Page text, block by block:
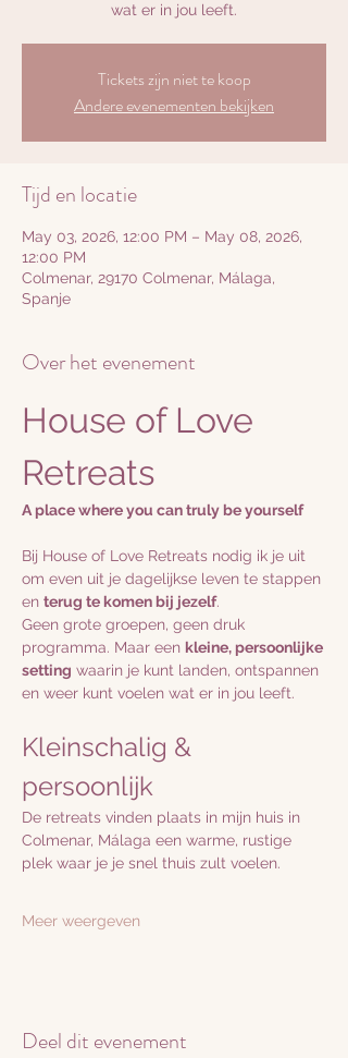
wat er in jou leeft.
Tickets zijn niet te koop
Andere evenementen bekijken
Tijd en locatie
May 03, 2026, 12:00 PM – May 08, 2026,
12:00 PM
Colmenar, 29170 Colmenar, Málaga,
Spanje
Over het evenement
House of Love
Retreats
A place where you can truly be yourself
Bij House of Love Retreats nodig ik je uit
om even uit je dagelijkse leven te stappen
en terug te komen bij jezelf.
Geen grote groepen, geen druk
programma. Maar een kleine, persoonlijke
setting waarin je kunt landen, ontspannen
en weer kunt voelen wat er in jou leeft.
Kleinschalig &
persoonlijk
De retreats vinden plaats in mijn huis in
Colmenar, Málaga een warme, rustige
plek waar je je snel thuis zult voelen.
Meer weergeven
Deel dit evenement